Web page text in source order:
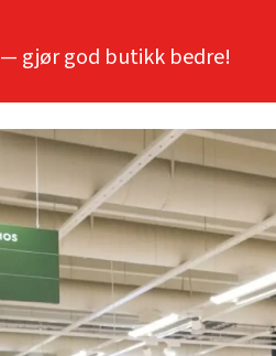
— gjør god butikk bedre!